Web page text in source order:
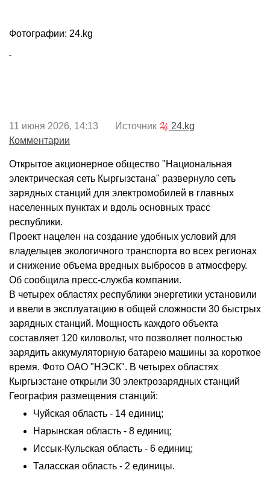
Фотографии: 24.kg
11 июня 2026, 14:13 Источник
24.kg
Комментарии
Открытое акционерное общество "Национальная
электрическая сеть Кыргызстана" развернуло сеть
зарядных станций для электромобилей в главных
населенных пунктах и вдоль основных трасс
республики.
Проект нацелен на создание удобных условий для
владельцев экологичного транспорта во всех регионах
и снижение объема вредных выбросов в атмосферу.
Об сообщила пресс-служба компании.
В четырех областях республики энергетики установили
и ввели в эксплуатацию в общей сложности 30 быстрых
зарядных станций. Мощность каждого объекта
составляет 120 киловольт, что позволяет полностью
зарядить аккумуляторную батарею машины за короткое
время. Фото ОАО "НЭСК". В четырех областях
Кыргызстане открыли 30 электрозарядных станций
География размещения станций:
Чуйская область - 14 единиц;
Нарынская область - 8 единиц;
Иссык-Кульская область - 6 единиц;
Таласская область - 2 единицы.